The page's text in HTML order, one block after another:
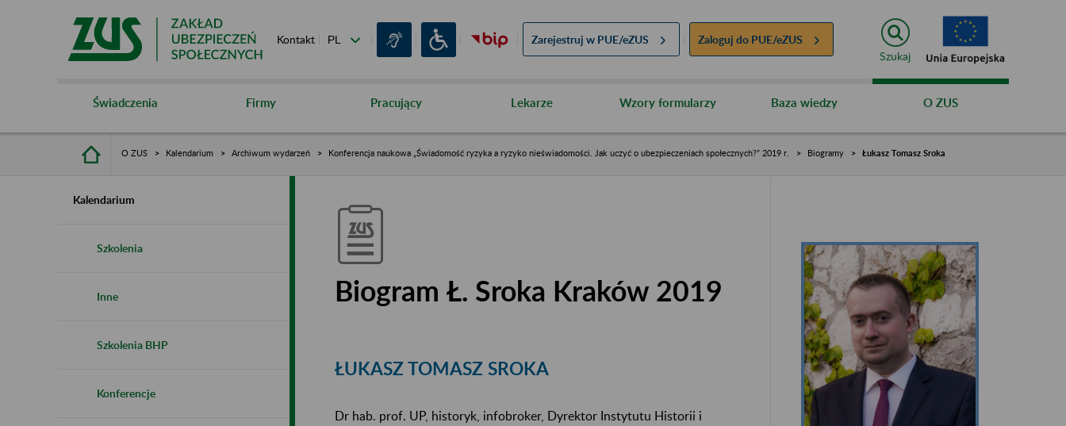
Kontakt Zarejestruj w PUE/eZUS Zaloguj do PUE/eZUS
Szukaj
Świadczenia Firmy Pracujący Lekarze Wzory formularzy Baza wiedzy O ZUS
O ZUS Kalendarium Archiwum wydarzeń Konferencja naukowa „Świadomość ryzyka a ryzyko nieświadomości. Jak uczyć o ubezpieczeniach społecznych?” 2019 r. Biogramy Łukasz Tomasz Sroka
Kalendarium
Szkolenia
Inne
Szkolenia BHP
Konferencje
Biogram Ł. Sroka Kraków 2019
ŁUKASZ TOMASZ SROKA
Dr hab. prof. UP, historyk, infobroker, Dyrektor Instytutu Historii i